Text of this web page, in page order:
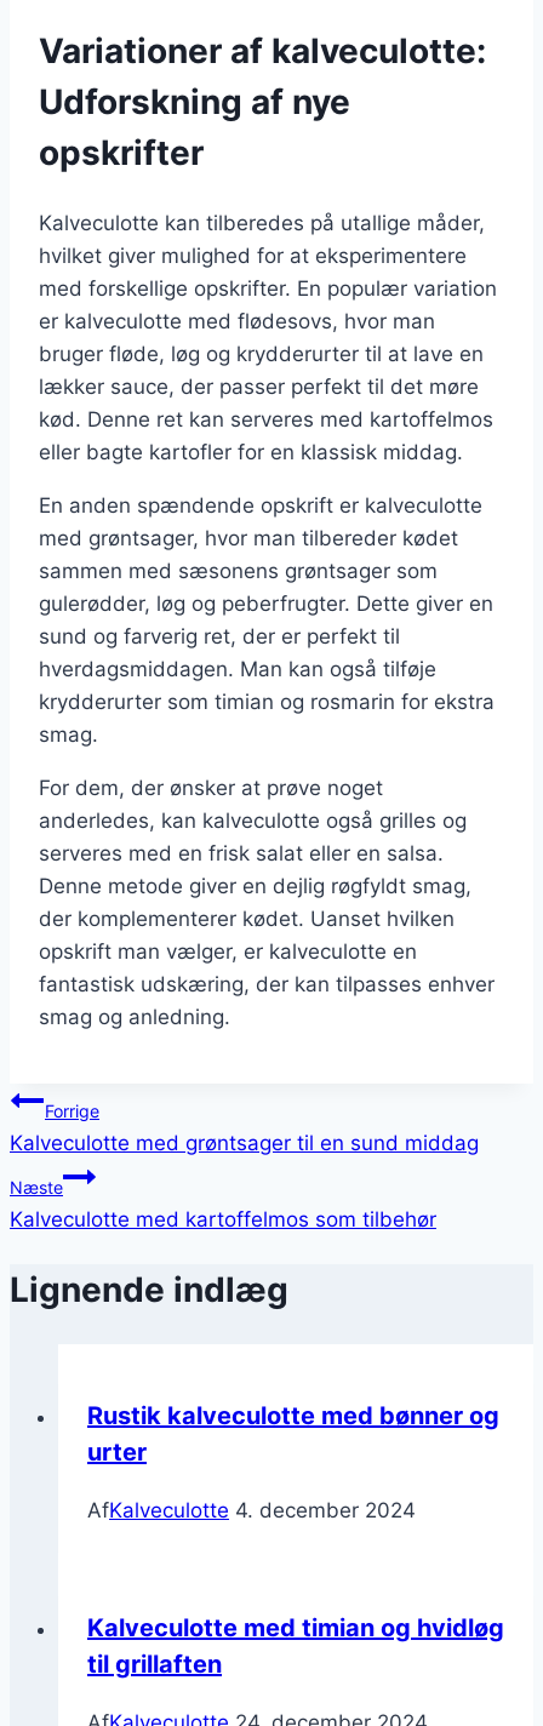
Variationer af kalveculotte:
Udforskning af nye
opskrifter
Kalveculotte kan tilberedes på utallige måder,
hvilket giver mulighed for at eksperimentere
med forskellige opskrifter. En populær variation
er kalveculotte med flødesovs, hvor man
bruger fløde, løg og krydderurter til at lave en
lækker sauce, der passer perfekt til det møre
kød. Denne ret kan serveres med kartoffelmos
eller bagte kartofler for en klassisk middag.
En anden spændende opskrift er kalveculotte
med grøntsager, hvor man tilbereder kødet
sammen med sæsonens grøntsager som
gulerødder, løg og peberfrugter. Dette giver en
sund og farverig ret, der er perfekt til
hverdagsmiddagen. Man kan også tilføje
krydderurter som timian og rosmarin for ekstra
smag.
For dem, der ønsker at prøve noget
anderledes, kan kalveculotte også grilles og
serveres med en frisk salat eller en salsa.
Denne metode giver en dejlig røgfyldt smag,
der komplementerer kødet. Uanset hvilken
opskrift man vælger, er kalveculotte en
fantastisk udskæring, der kan tilpasses enhver
smag og anledning.
Indlægsnavigation
Forrige
Kalveculotte med grøntsager til en sund middag
Næste
Kalveculotte med kartoffelmos som tilbehør
Lignende indlæg
Rustik kalveculotte med bønner og
urter
AfKalveculotte 4. december 2024
Kalveculotte med timian og hvidløg
til grillaften